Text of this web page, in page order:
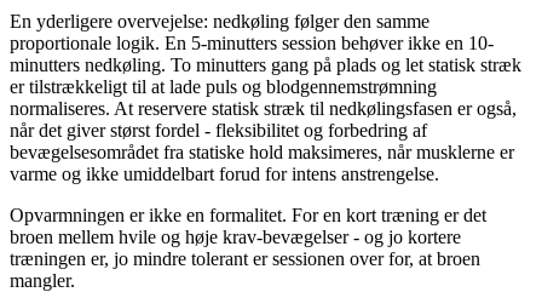
En yderligere overvejelse: nedkøling følger den samme
proportionale logik. En 5-minutters session behøver ikke en 10-
minutters nedkøling. To minutters gang på plads og let statisk stræk
er tilstrækkeligt til at lade puls og blodgennemstrømning
normaliseres. At reservere statisk stræk til nedkølingsfasen er også,
når det giver størst fordel - fleksibilitet og forbedring af
bevægelsesområdet fra statiske hold maksimeres, når musklerne er
varme og ikke umiddelbart forud for intens anstrengelse.
Opvarmningen er ikke en formalitet. For en kort træning er det
broen mellem hvile og høje krav-bevægelser - og jo kortere
træningen er, jo mindre tolerant er sessionen over for, at broen
mangler.